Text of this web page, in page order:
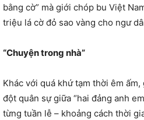
bằng cờ” mà giới chóp bu Việt
triệu lá cờ đỏ sao vàng cho ngư
“Chuyện trong nhà”
Khác với quá khứ tạm thời êm
đột quân sự giữa “hai đảng anh
từng tuần lễ – khoảng cách thời